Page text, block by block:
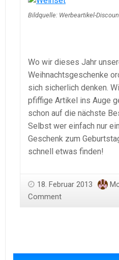
Bildquelle: Werbeartikel-
Wo wir dieses Jahr
Weihnachtsgeschenke
sich sicherlich denken.
pfiffige Artikel ins Auge
schon auf die nächste
Selbst wer einfach nur
Geschenk zum
schnell etwas finden!
18. Februar 2013
Comment